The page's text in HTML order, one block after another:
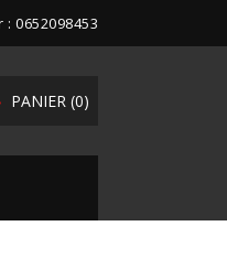
0652098453
PANIER (0)